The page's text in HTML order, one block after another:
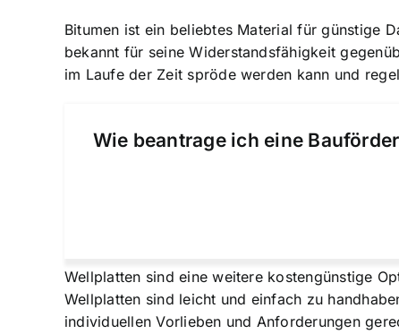
Bitumen ist ein beliebtes Material für günstige
bekannt für seine Widerstandsfähigkeit
im Laufe der Zeit spröde werden kann und
Wie beantrage ich eine
Wellplatten sind eine weitere kostengünstige
Wellplatten sind leicht und einfach zu
individuellen Vorlieben und Anforderungen